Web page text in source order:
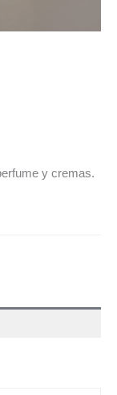
y cremas.